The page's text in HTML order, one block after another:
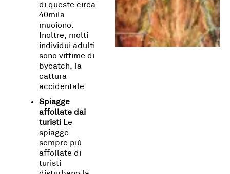
di queste circa
40mila
muoiono.
Inoltre, molti
individui adulti
sono vittime di
bycatch, la
cattura
accidentale.
Spiagge
affollate dai
turisti Le
spiagge
sempre più
affollate di
turisti